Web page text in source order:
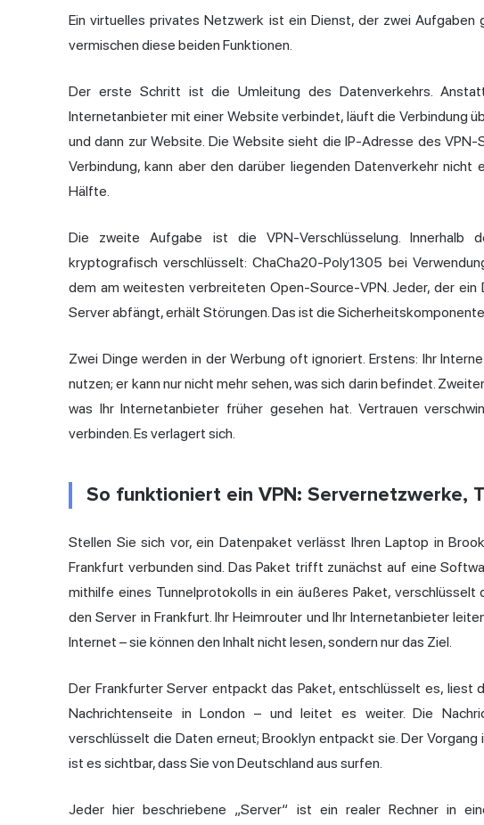
Ein virtuelles privates Netzwerk ist ein Dienst, der zwei Aufgaben
vermischen diese beiden Funktionen.
Der erste Schritt ist die Umleitung des Datenverkehrs.
Internetanbieter mit einer Website verbindet, läuft die Verbindung
und dann zur Website. Die Website sieht die IP-Adresse des
Verbindung, kann aber den darüber liegenden Datenverkehr
Hälfte.
Die zweite Aufgabe ist die VPN-Verschlüsselung. Innerhalb
kryptografisch verschlüsselt: ChaCha20-Poly1305 bei
dem am weitesten verbreiteten Open-Source-VPN. Jeder, der ein
Server abfängt, erhält Störungen. Das ist die
Zwei Dinge werden in der Werbung oft ignoriert. Erstens: Ihr
nutzen; er kann nur nicht mehr sehen, was sich darin befindet.
was Ihr Internetanbieter früher gesehen hat. Vertrauen
verbinden. Es verlagert sich.
So funktioniert ein VPN: Servernetzwerke,
Stellen Sie sich vor, ein Datenpaket verlässt Ihren Laptop in
Frankfurt verbunden sind. Das Paket trifft zunächst auf eine
mithilfe eines Tunnelprotokolls in ein äußeres Paket,
den Server in Frankfurt. Ihr Heimrouter und Ihr Internetanbieter
Internet – sie können den Inhalt nicht lesen, sondern nur das Ziel.
Der Frankfurter Server entpackt das Paket, entschlüsselt es, liest
Nachrichtenseite in London – und leitet es weiter. Die
verschlüsselt die Daten erneut; Brooklyn entpackt sie. Der
ist es sichtbar, dass Sie von Deutschland aus surfen.
Jeder hier beschriebene „Server“ ist ein realer Rechner in